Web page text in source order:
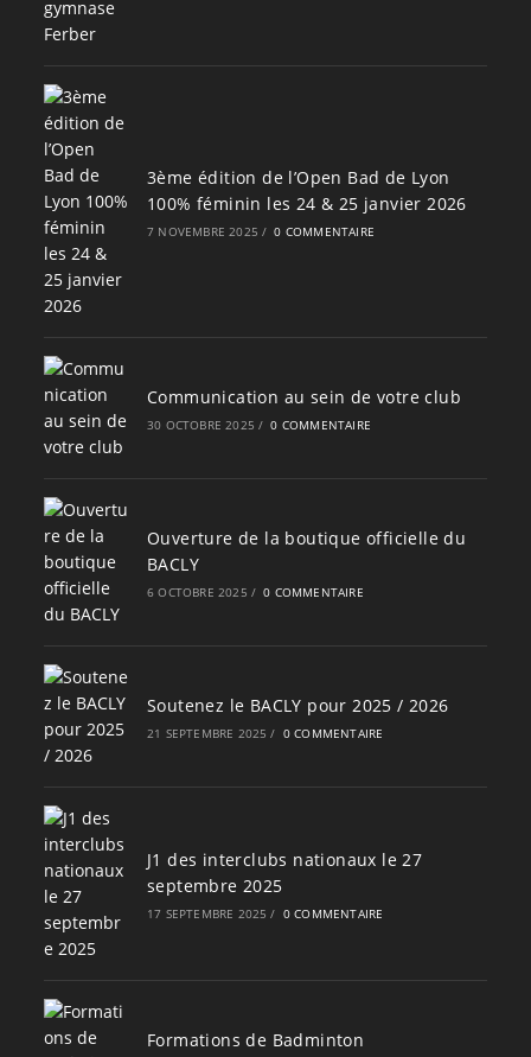
3ème édition de l’Open Bad de Lyon
100% féminin les 24 & 25 janvier 2026
7 NOVEMBRE 2025 / 0 COMMENTAIRE
Communication au sein de votre club
30 OCTOBRE 2025 / 0 COMMENTAIRE
Ouverture de la boutique officielle du
BACLY
6 OCTOBRE 2025 / 0 COMMENTAIRE
Soutenez le BACLY pour 2025 / 2026
21 SEPTEMBRE 2025 / 0 COMMENTAIRE
J1 des interclubs nationaux le 27
septembre 2025
17 SEPTEMBRE 2025 / 0 COMMENTAIRE
Formations de Badminton